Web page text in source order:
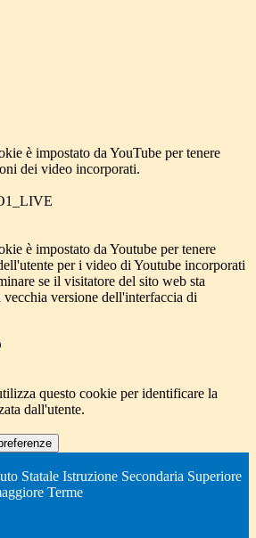
è impostato da YouTube per tenere
dei video incorporati.
è impostato da Youtube per tenere
per i video di Youtube incorporati
se il visitatore del sito web sta
versione dell'interfaccia di
questo cookie per identificare la
dall'utente.
Statale Istruzione Secondaria Superiore
Terme